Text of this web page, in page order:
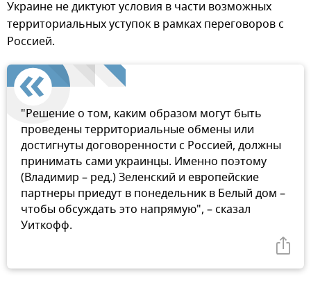
Украине не диктуют условия в части возможных
территориальных уступок в рамках переговоров с
Россией.
"Решение о том, каким образом могут быть
проведены территориальные обмены или
достигнуты договоренности с Россией, должны
принимать сами украинцы. Именно поэтому
(Владимир – ред.) Зеленский и европейские
партнеры приедут в понедельник в Белый дом –
чтобы обсуждать это напрямую", – сказал
Уиткофф.